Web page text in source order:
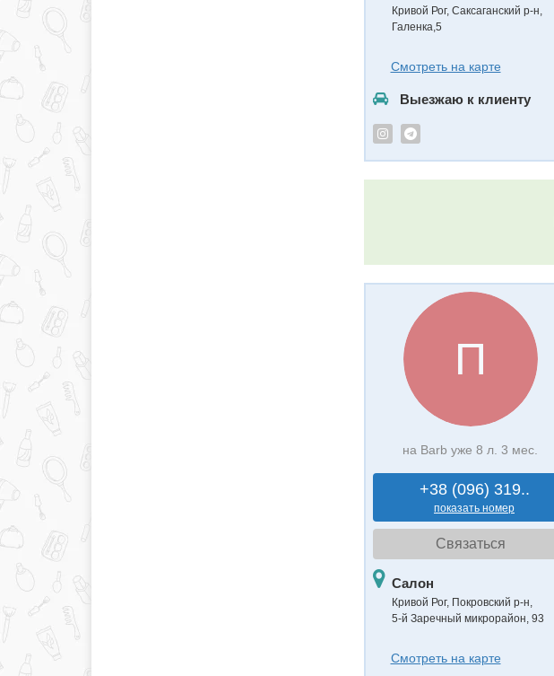
Кривой Рог, Саксаганский р-н,
Галенка,5
Смотреть на карте
Выезжаю к клиенту
П
на Barb уже 8 л. 3 мес.
+38 (096) 319..
показать номер
Связаться
Салон
Кривой Рог, Покровский р-н,
5-й Заречный микрорайон, 93
Смотреть на карте